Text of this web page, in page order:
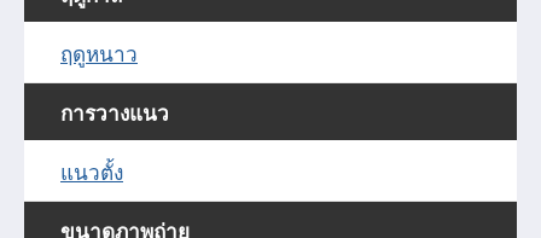
ฤดูหนาว
การวางแนว
แนวตั้ง
ขนาดภาพถ่าย